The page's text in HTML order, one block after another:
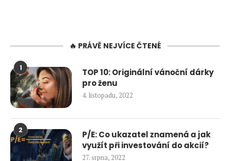
🔥 PRÁVĚ NEJVÍCE ČTENÉ
1
TOP 10: Originální vánoční dárky
pro ženu
4. listopadu, 2022
2
P/E: Co ukazatel znamená a jak
využít při investování do akcií?
27. srpna, 2022